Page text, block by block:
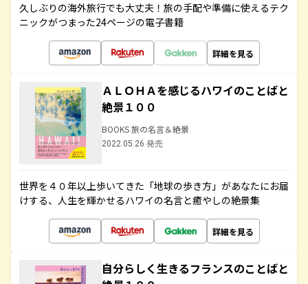
久しぶりの海外旅行でも大丈夫！旅の手配や準備に使えるテク
ニックがつまった24ページの電子書籍
詳細を見る
ＡＬＯＨＡを感じるハワイのことばと
絶景１００
BOOKS 旅の名言＆絶景
2022.05.26 発売
世界を４０年以上歩いてきた「地球の歩き方」があなたにお届
けする、人生を輝かせるハワイの名言と癒やしの絶景集
詳細を見る
自分らしく生きるフランスのことばと